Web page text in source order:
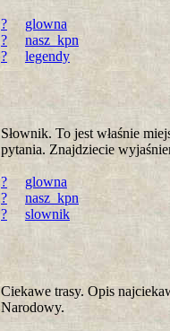
?
glowna
?
nasz_kpn
?
legendy
Słownik. To jest właśnie
pytania. Znajdziecie
?
glowna
?
nasz_kpn
?
slownik
Ciekawe trasy. Opis
Narodowy.